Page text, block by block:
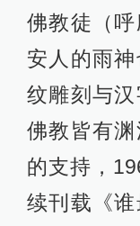
佛教徒（
安人的雨
纹雕刻与
佛教皆有
的支持，
续刊载《